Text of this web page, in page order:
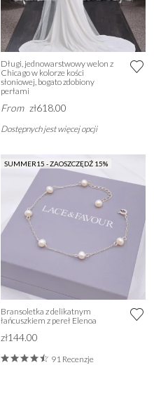
Długi, jednowarstwowy welon z
Chicago w kolorze kości
słoniowej, bogato zdobiony
perłami
From zł618.00
Dostępnych jest więcej opcji
SUMMER15 - ZAOSZCZĘDŹ 15%
Bransoletka z delikatnym
łańcuszkiem z pereł Elenoa
zł144.00
91 Recenzje